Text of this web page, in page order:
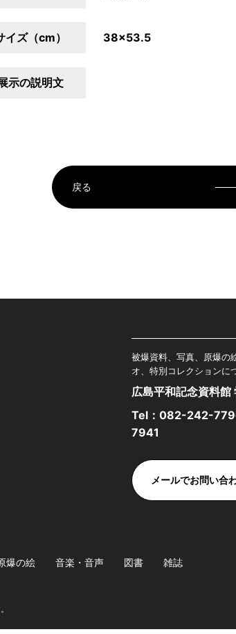
イズ（cm） 38×53.5
示の説明文
戻る
被爆資料、写真、原爆の
オ、特別コレクションに
広島平和記念資料館
Tel： 082-242-
7941
メールでお問い合
爆の絵 音楽・音声 図書 雑誌